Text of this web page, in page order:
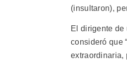
(insultaron),
El dirigente
consideró que
extraordinaria,